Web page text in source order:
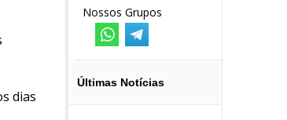
Nossos Grupos
Últimas Notícias
dias